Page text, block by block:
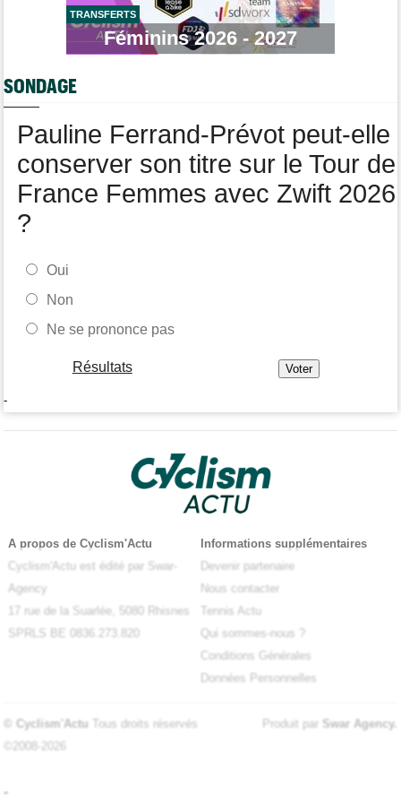
Route
Isaac Del Toro prolonge avec la formation UAE Team Emirates-
XRG
Tour de Pologne
TRANSFERTS
Féminins 2026 - 2027
SONDAGE
Pauline Ferrand-Prévot peut-elle
conserver son titre sur le Tour de
France Femmes avec Zwift 2026
?
Oui
Non
Ne se prononce pas
Résultats
-
A propos de Cyclism'Actu
Cyclism'Actu est édité par Swar-
Agency
17 rue de la Suarlée, 5080 Rhisnes
SPRLS BE 0836.273.820
Informations supplémentaires
Devenir partenaire
Nous contacter
Tennis Actu
Qui sommes-nous ?
Conditions Générales
Données Personnelles
© Cyclism'Actu Tous droits réservés
©2008-2026
Produit par Swar Agency.
-